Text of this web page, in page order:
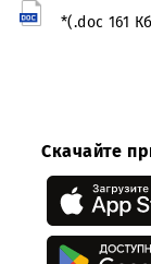
не является
*(.doc 161